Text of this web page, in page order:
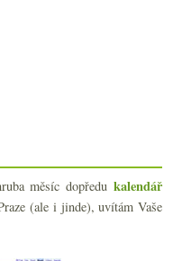
Högl
a vodnat...
nepovolený post...
měsíc dopředukalendář
(ale i jinde), uvítám Vaše